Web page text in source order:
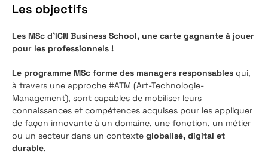
Les objectifs
Les MSc d’ICN Business School, une carte gagnante à jouer
pour les professionnels !
Le programme MSc forme des managers responsables qui,
à travers une approche #ATM (Art-Technologie-
Management), sont capables de mobiliser leurs
connaissances et compétences acquises pour les appliquer
de façon innovante à un domaine, une fonction, un métier
ou un secteur dans un contexte globalisé, digital et
durable.